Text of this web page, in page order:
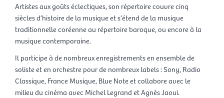
Artistes aux goûts éclectiques, son répertoire couvre cinq
siècles d’histoire de la musique et s’étend de la musique
traditionnelle coréenne au répertoire baroque, ou encore à la
musique contemporaine.
Il participe à de nombreux enregistrements en ensemble de
soliste et en orchestre pour de nombreux labels : Sony, Radio
Classique, France Musique, Blue Note et collabore avec le
milieu du cinéma avec Michel Legrand et Agnès Jaoui.